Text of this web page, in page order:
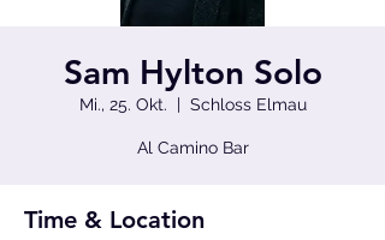
Sam Hylton Solo
Mi., 25. Okt.
  |
Schloss Elmau
Al Camino Bar
Time & Location